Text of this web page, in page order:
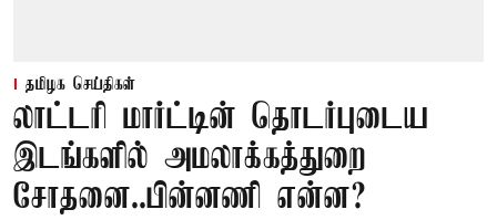
தமிழக செய்திகள்
லாட்டரி மார்ட்டின் தொடர்புடைய
இடங்களில் அமலாக்கத்துறை
சோதனை..பின்னணி என்ன?